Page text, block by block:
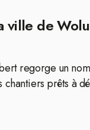
ville de
regorge un
chantiers prêts à